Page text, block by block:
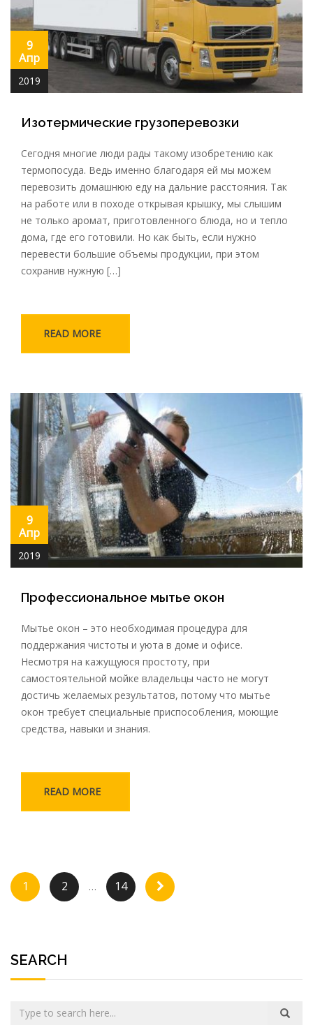
9
Апр
2019
Изотермические грузоперевозки
Сегодня многие люди рады такому изобретению как
термопосуда. Ведь именно благодаря ей мы можем
перевозить домашнюю еду на дальние расстояния. Так
на работе или в походе открывая крышку, мы слышим
не только аромат, приготовленного блюда, но и тепло
дома, где его готовили. Но как быть, если нужно
перевести большие объемы продукции, при этом
сохранив нужную […]
READ MORE
9
Апр
2019
Профессиональное мытье окон
Мытье окон – это необходимая процедура для
поддержания чистоты и уюта в доме и офисе.
Несмотря на кажущуюся простоту, при
самостоятельной мойке владельцы часто не могут
достичь желаемых результатов, потому что мытье
окон требует специальные приспособления, моющие
средства, навыки и знания.
READ MORE
Пагинация записей
1 2 … 14
SEARCH